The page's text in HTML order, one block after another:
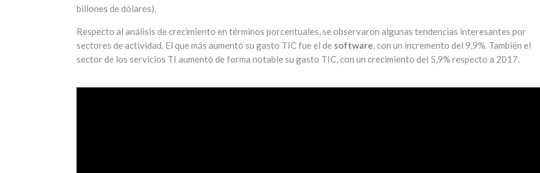
billones de dólares).
Respecto al análisis de crecimiento en términos porcentuales, se observaron algunas tendencias interesantes por
sectores de actividad. El que más aumentó su gasto TIC fue el de software, con un incremento del 9,9%. También el
sector de los servicios TI aumentó de forma notable su gasto TIC, con un crecimiento del 5,9% respecto a 2017.